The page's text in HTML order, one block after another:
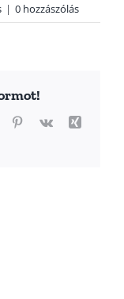
| 0 hozzászólás
TumblrPinterest
Vk
Xing